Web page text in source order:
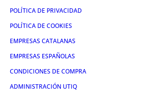
POLÍTICA DE PRIVACIDAD
POLÍTICA DE COOKIES
EMPRESAS CATALANAS
EMPRESAS ESPAÑOLAS
CONDICIONES DE COMPRA
ADMINISTRACIÓN UTIQ